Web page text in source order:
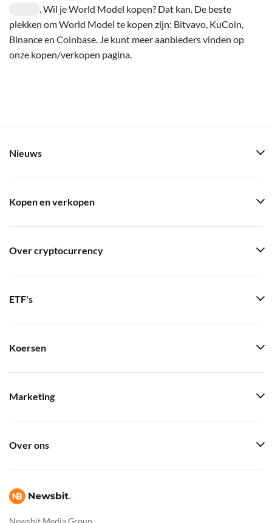
. Wil je World Model kopen? Dat kan. De beste
plekken om World Model te kopen zijn: Bitvavo, KuCoin,
Binance en Coinbase. Je kunt meer aanbieders vinden op
onze kopen/verkopen pagina.
Newsbit Media Group
Nieuws
Kopen en verkopen
Over cryptocurrency
ETF's
Koersen
Marketing
Over ons